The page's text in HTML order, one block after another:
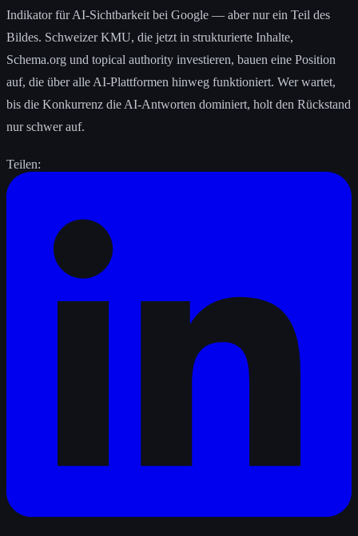
Indikator für AI-Sichtbarkeit bei Google — aber nur ein Teil des
Bildes. Schweizer KMU, die jetzt in strukturierte Inhalte,
Schema.org und topical authority investieren, bauen eine Position
auf, die über alle AI-Plattformen hinweg funktioniert. Wer wartet,
bis die Konkurrenz die AI-Antworten dominiert, holt den Rückstand
nur schwer auf.
Teilen: